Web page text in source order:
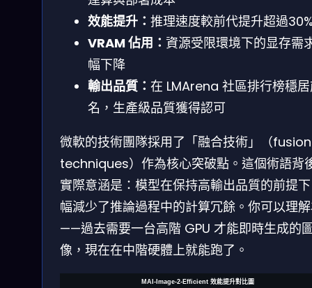
效能提升： 推理速度較前代提升超過
VRAM 佔用： 資源受限環境下的显存需
幅下降
輸出品質： 在 LMArena 社區排行榜穩居
名，生產級品質獲得認可
微軟的技術團隊採用了「融合技術」（fusion
techniques）作為核心突破點。這個術語背
實際意涵是：模型在保持高輸出品質的前提
幅減少了推論過程中的計算冗餘。你可以理
——過去需要一台高階 GPU 才能即時生成的
像，現在在中階硬體上就能跑了。
MAI-Image-2-Efficient 效能提升對比圖